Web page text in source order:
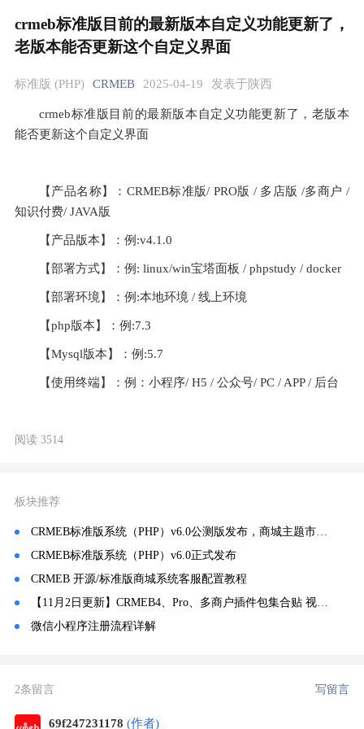
crmeb标准版目前的最新版本自定义功能更新了，
老版本能否更新这个自定义界面
标准版 (PHP) CRMEB 2025-04-19 发表于陕西
crmeb标准版目前的最新版本自定义功能更新了，老版本
能否更新这个自定义界面
【产品名称】：CRMEB标准版/ PRO版 / 多店版 /多商户 /
知识付费/ JAVA版
【产品版本】：例:v4.1.0
【部署方式】：例: linux/win宝塔面板 / phpstudy / docker
【部署环境】：例:本地环境 / 线上环境
【php版本】：例:7.3
【Mysql版本】：例:5.7
【使用终端】：例：小程序/ H5 / 公众号/ PC / APP / 后台
阅读 3514
板块推荐
CRMEB标准版系统（PHP）v6.0公测版发布，商城主题市场上线~
CRMEB标准版系统（PHP）v6.0正式发布
CRMEB 开源/标准版商城系统客服配置教程
【11月2日更新】CRMEB4、Pro、多商户插件包集合贴 视频教程
微信小程序注册流程详解
2条留言 写留言
69f247231178 (作者)